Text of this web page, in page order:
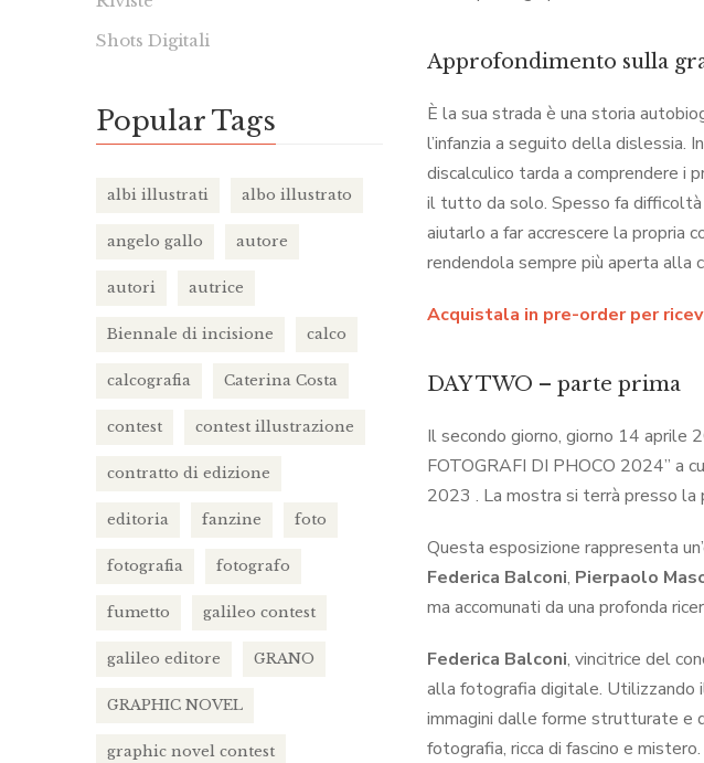
Approfondimento sulla
È la sua strada è una storia
l’infanzia a seguito della dislessia.
discalculico tarda a comprendere i
il tutto da solo. Spesso fa difficoltà
aiutarlo a far accrescere la propria
rendendola sempre più aperta alla
Acquistala in pre-order per
DAY TWO – parte prima
Il secondo giorno, giorno 14 aprile
FOTOGRAFI DI PHOCO 2024” a
2023 . La mostra si terrà presso la
Questa esposizione rappresenta
Federica Balconi, Pierpaolo
ma accomunati da una profonda
Federica Balconi, vincitrice del
alla fotografia digitale. Utilizzando
immagini dalle forme strutturate e
fotografia, ricca di fascino e mistero.
Shots Digitali
Popular Tags
albi illustrati albo illustrato
angelo gallo autore
autori autrice
Biennale di incisione calco
calcografia Caterina Costa
contest contest illustrazione
contratto di edizione
editoria fanzine foto
fotografia fotografo
fumetto galileo contest
galileo editore GRANO
GRAPHIC NOVEL
graphic novel contest